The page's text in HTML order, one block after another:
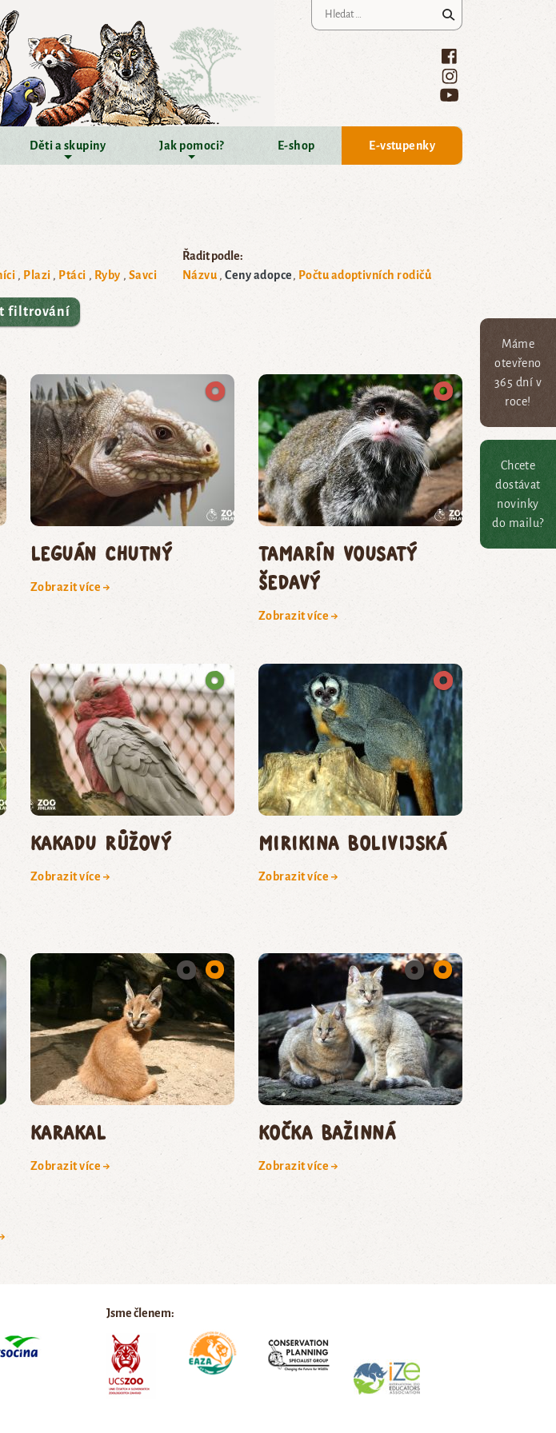
Máme
otevřeno
365 dní v
roce!
Chcete
dostávat
novinky
do mailu?
Děti a skupiny Jak pomoci? E-shop E-vstupenky
Plazi Ptáci Ryby Savci
Řadit podle:
Názvu
Ceny adopce Počtu adoptivních rodičů
filtrování
leguán chutný
Zobrazit více →
tamarín vousatý
šedavý
Zobrazit více →
KAKADU RŮŽOVÝ
Zobrazit více →
mirikina bolivijská
Zobrazit více →
karakal
Zobrazit více →
kočka bažinná
Zobrazit více →
Jsme členem: